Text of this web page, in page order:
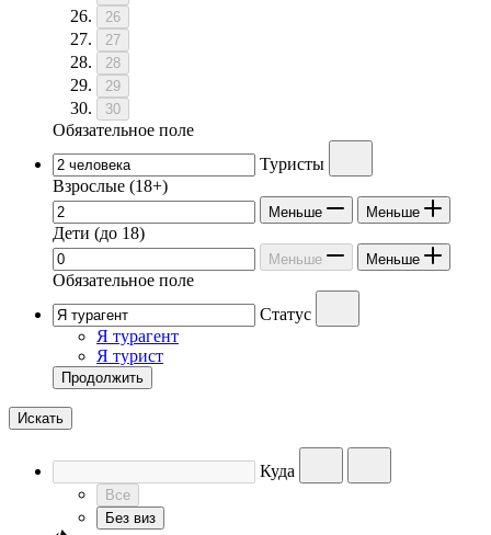
26
27
28
29
30
Обязательное поле
Туристы
Взрослые (18+)
Меньше Меньше
Дети (до 18)
Меньше Меньше
Обязательное поле
Статус
Я турагент
Я турист
Продолжить
Искать
Куда
Все
Без виз